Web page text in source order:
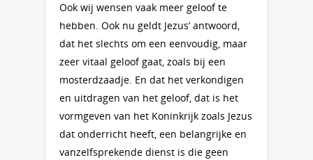
Ook wij wensen vaak meer geloof te
hebben. Ook nu geldt Jezus’ antwoord,
dat het slechts om een eenvoudig, maar
zeer vitaal geloof gaat, zoals bij een
mosterdzaadje. En dat het verkondigen
en uitdragen van het geloof, dat is het
vormgeven van het Koninkrijk zoals Jezus
dat onderricht heeft, een belangrijke en
vanzelfsprekende dienst is die geen